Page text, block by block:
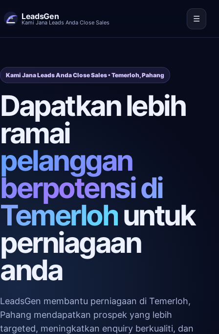
LeadsGen
Kami Jana Leads Anda Close Sales ☰
Kami Jana Leads Anda Close Sales • Temerloh, Pahang
Dapatkan lebih
ramai
pelanggan
berpotensi di
Temerlohuntuk
perniagaan
anda
LeadsGen membantu perniagaan di Temerloh,
Pahang mendapatkan prospek yang lebih
targeted, meningkatkan enquiry berkualiti, dan